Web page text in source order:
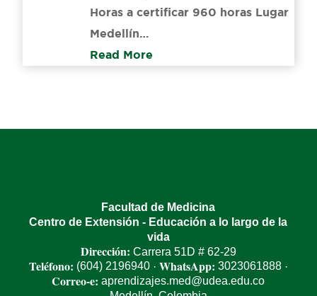
Horas a certificar​ 960 horas Lugar
Medellín…
Read More
Facultad de Medicina
Centro de Extensión - Educación a lo largo de la
vida
Dirección: Carrera 51D # 62-29
Teléfono: (604) 2196940· WhatsApp: 3023061888·
Correo-e: aprendizajes.med@udea.edu.co